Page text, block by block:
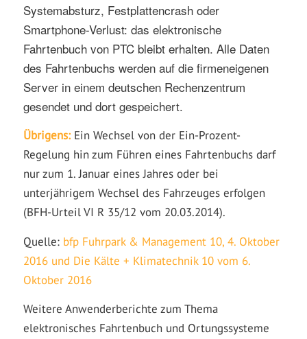
Systemabsturz, Festplattencrash oder
Smartphone-Verlust: das elektronische
Fahrtenbuch von PTC bleibt erhalten. Alle Daten
des Fahrtenbuchs werden auf die firmeneigenen
Server in einem deutschen Rechenzentrum
gesendet und dort gespeichert.
Übrigens: Ein Wechsel von der Ein-Prozent-
Regelung hin zum Führen eines Fahrtenbuchs darf
nur zum 1. Januar eines Jahres oder bei
unterjährigem Wechsel des Fahrzeuges erfolgen
(BFH-Urteil VI R 35/12 vom 20.03.2014).
Quelle: bfp Fuhrpark & Management 10, 4. Oktober
2016 und Die Kälte + Klimatechnik 10 vom 6.
Oktober 2016
Weitere Anwenderberichte zum Thema
elektronisches Fahrtenbuch und Ortungssysteme